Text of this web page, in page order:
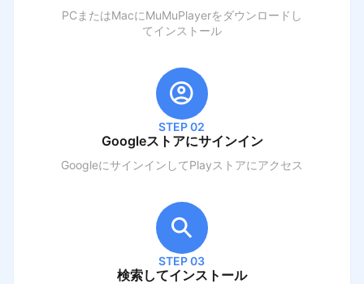
PCまたはMacにMuMuPlayerをダウンロードし
てインストール
STEP 02
Googleストアにサインイン
GoogleにサインインしてPlayストアにアクセス
STEP 03
検索してインストール